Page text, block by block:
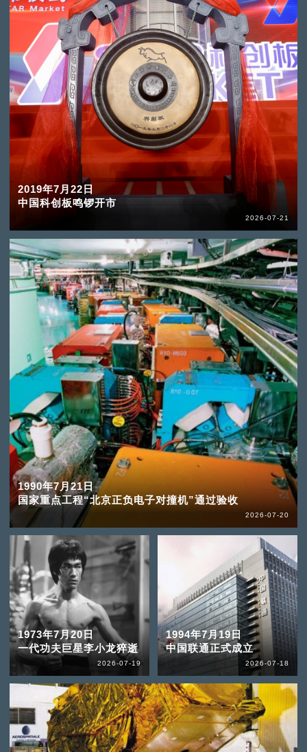
2019年7月22日
中国科创板鸣锣开市
2026-07-21
1990年7月21日
国家重点工程“北京正负电子对撞机”通过验收
2026-07-20
1973年7月20日
一代功夫巨星李小龙猝逝
2026-07-19
1994年7月19日
中国联通正式成立
2026-07-18